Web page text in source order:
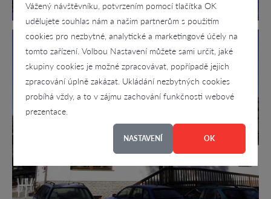
Vážený návštěvníku, potvrzením pomocí tlačítka OK
udělujete souhlas nám a našim partnerům s použitím
cookies pro nezbytné, analytické a marketingové účely na
tomto zařízení. Volbou Nastavení můžete sami určit, jaké
skupiny cookies je možné zpracovávat, popřípadě jejich
zpracování úplně zakázat. Ukládání nezbytných cookies
probíhá vždy, a to v zájmu zachování funkčnosti webové
prezentace.
NASTAVENÍ OK